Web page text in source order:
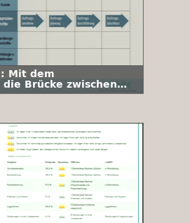
Mit dem
Brücke zwischen